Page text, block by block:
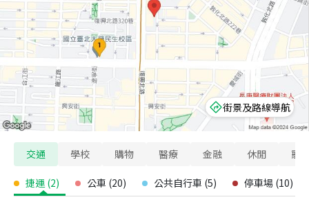
街景及路線導航
交通 學校 購物 醫療 金融 休閒 寵
捷運 (2) 公車 (20) 公共自行車 (5) 停車場 (10)